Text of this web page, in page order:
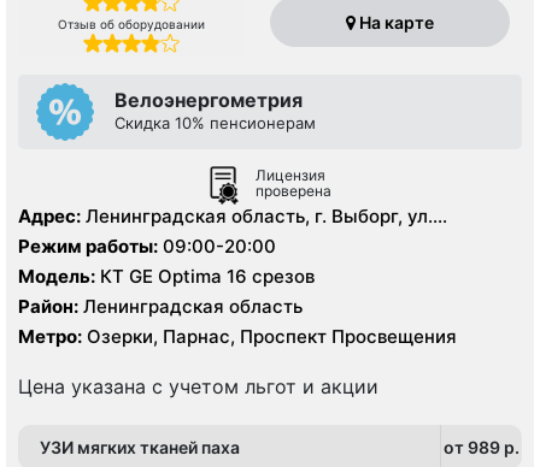
Отзыв об оборудовании На карте
Велоэнергометрия
Скидка 10% пенсионерам
Лицензия
проверена
Адрес: Ленинградская область, г. Выборг, ул.
Ильинская, д.8.
Режим работы: 09:00-20:00
Модель: КТ GE Optima 16 срезов
Район: Ленинградская область
Метро: Озерки, Парнас, Проспект Просвещения
Цена указана с учетом льгот и акции
УЗИ мягких тканей паха от 989 p.